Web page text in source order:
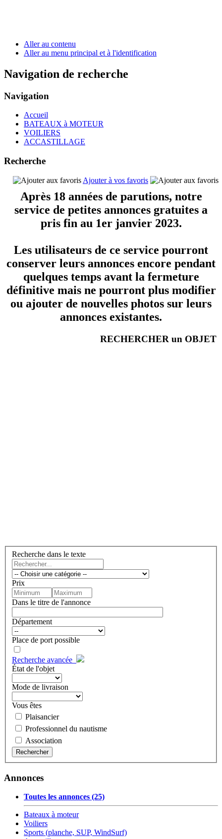
Aller au contenu
Aller au menu principal et à l'identification
Navigation de recherche
Navigation
Accueil
BATEAUX à MOTEUR
VOILIERS
ACCASTILLAGE
Recherche
Ajouter à vos favoris
Après 18 années de parutions, notre
service de petites annonces gratuites a
pris fin au 1er janvier 2023.
Les utilisateurs de ce service pourront
conserver leurs annonces encore pendant
quelques temps avant la fermeture
définitive mais ne pourront plus modifier
ou ajouter de nouvelles photos sur leurs
annonces existantes.
RECHERCHER un OBJET
Recherche dans le texte
Prix
Dans le titre de l'annonce
Département
Place de port possible
Recherche avancée
État de l'objet
Mode de livraison
Vous êtes
Plaisancier
Professionnel du nautisme
Association
Annonces
Toutes les annonces (25)
Bateaux à moteur
Voiliers
Sports (planche, SUP, WindSurf)